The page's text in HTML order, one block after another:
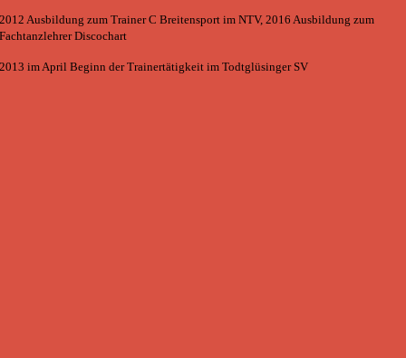
2012 Ausbildung zum Trainer C Breitensport im NTV, 2016 Ausbildung zum
Fachtanzlehrer Discochart
2013 im April Beginn der Trainertätigkeit im Todtglüsinger SV